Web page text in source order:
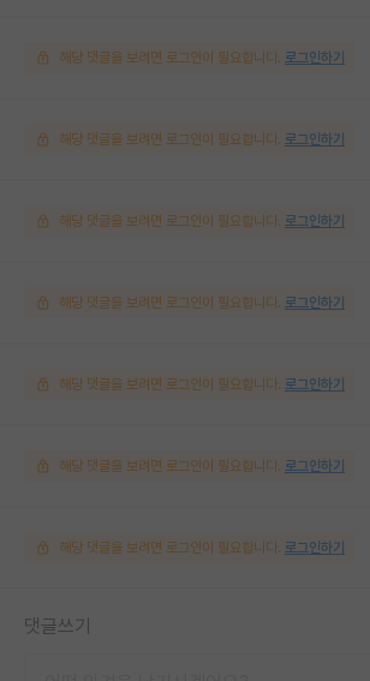
해당 댓글을 보려면 로그인이 필요합니다. 로그인하기
해당 댓글을 보려면 로그인이 필요합니다. 로그인하기
해당 댓글을 보려면 로그인이 필요합니다. 로그인하기
해당 댓글을 보려면 로그인이 필요합니다. 로그인하기
해당 댓글을 보려면 로그인이 필요합니다. 로그인하기
해당 댓글을 보려면 로그인이 필요합니다. 로그인하기
해당 댓글을 보려면 로그인이 필요합니다. 로그인하기
댓글쓰기